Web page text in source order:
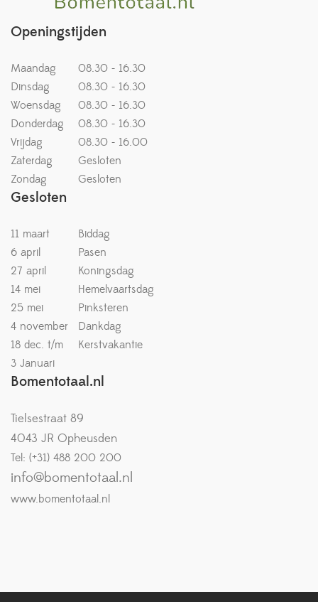
Openingstijden
Maandag
08.30 - 16.30
Dinsdag
08.30 - 16.30
Woensdag
08.30 - 16.30
Donderdag
08.30 - 16.30
Vrijdag
08.30 - 16.00
Zaterdag
Gesloten
Zondag
Gesloten
Gesloten
11 maart
Biddag
6 april
Pasen
27 april
Koningsdag
14 mei
Hemelvaartsdag
25 mei
Pinksteren
4 november
Dankdag
18 dec. t/m
Kerstvakantie
3 Januari
Bomentotaal.nl
Tielsestraat 89
4043 JR Opheusden
Tel: (+31) 488 200 200
info@bomentotaal.nl
www.bomentotaal.nl